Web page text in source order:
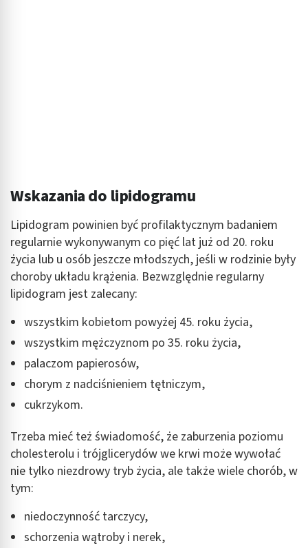
Wskazania do lipidogramu
Lipidogram powinien być profilaktycznym badaniem
regularnie wykonywanym co pięć lat już od 20. roku
życia lub u osób jeszcze młodszych, jeśli w rodzinie były
choroby układu krążenia. Bezwzględnie regularny
lipidogram jest zalecany:
wszystkim kobietom powyżej 45. roku życia,
wszystkim mężczyznom po 35. roku życia,
palaczom papierosów,
chorym z nadciśnieniem tętniczym,
cukrzykom.
Trzeba mieć też świadomość, że zaburzenia poziomu
cholesterolu i trójglicerydów we krwi może wywołać
nie tylko niezdrowy tryb życia, ale także wiele chorób, w
tym:
niedoczynność tarczycy,
schorzenia wątroby i nerek,